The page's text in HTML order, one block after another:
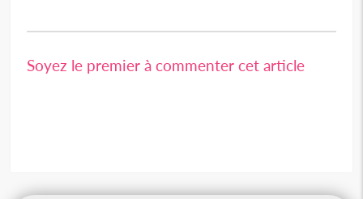
Soyez le premier à commenter cet article